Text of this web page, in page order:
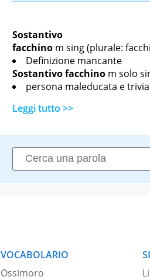
Sostantivo
facchino m sing(plurale:
Definizione mancante
Sostantivofacchino m solo
persona maleducata e
Leggi tutto >>
VOCABOLARIO
Ossimoro